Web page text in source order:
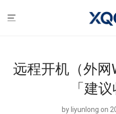
远程开机（外网
「建
by liyunlong on